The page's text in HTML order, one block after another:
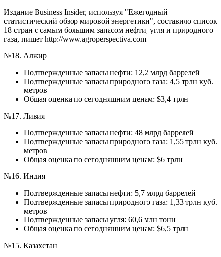
Издание Business Insider, используя "Ежегодный
статистический обзор мировой энергетики", составило список
18 стран с самым большим запасом нефти, угля и природного
газа, пишет http://www.agroperspectiva.com.
№18. Алжир
Подтвержденные запасы нефти: 12,2 млрд баррелей
Подтвержденные запасы природного газа: 4,5 трлн куб.
метров
Общая оценка по сегодняшним ценам: $3,4 трлн
№17. Ливия
Подтвержденные запасы нефти: 48 млрд баррелей
Подтвержденные запасы природного газа: 1,55 трлн куб.
метров
Общая оценка по сегодняшним ценам: $6 трлн
№16. Индия
Подтвержденные запасы нефти: 5,7 млрд баррелей
Подтвержденные запасы природного газа: 1,33 трлн куб.
метров
Подтвержденные запасы угля: 60,6 млн тонн
Общая оценка по сегодняшним ценам: $6,5 трлн
№15. Казахстан